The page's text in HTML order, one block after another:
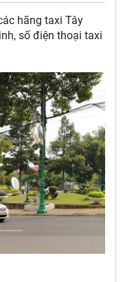
hãng taxi Tây
số điện thoại taxi